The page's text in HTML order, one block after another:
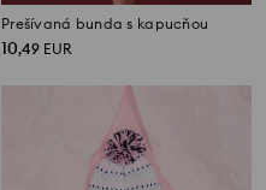
Prešívaná bunda s kapucňou
10,49 EUR